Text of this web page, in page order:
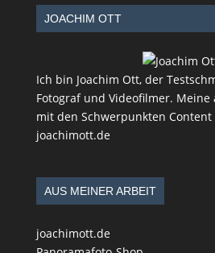
JOACHIM OTT
Ich bin Joachim Ott, der
Fotograf und Videofilmer. Meine
mit den Schwerpunkten Content
joachimott.de
AUS MEINER ARBEIT
joachimott.de